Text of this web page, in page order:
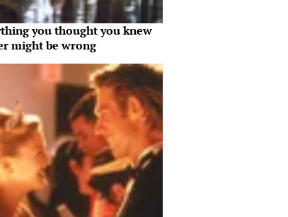
you thought you knew
might be wrong